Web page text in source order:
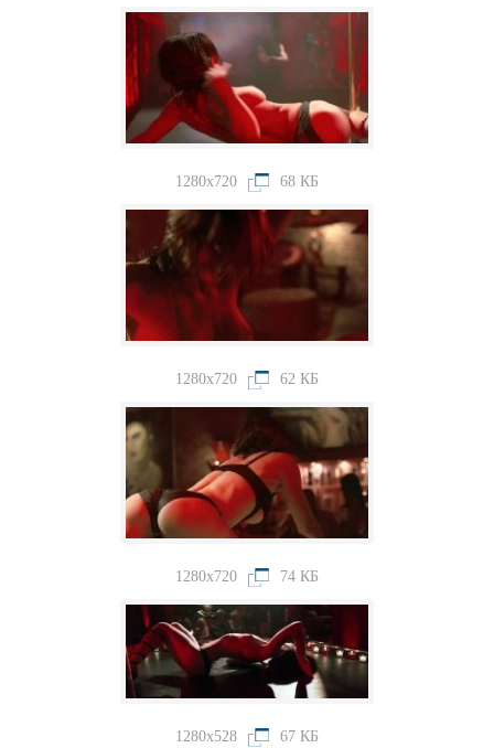
1280x720 68 КБ
1280x720 62 КБ
1280x720 74 КБ
1280x528 67 КБ